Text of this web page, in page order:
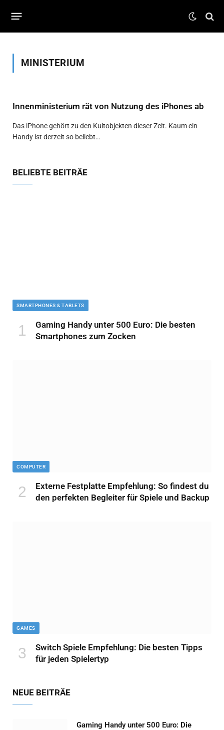
MINISTERIUM
Innenministerium rät von Nutzung des iPhones ab
Das iPhone gehört zu den Kultobjekten dieser Zeit. Kaum ein
Handy ist derzeit so beliebt…
BELIEBTE BEITRÄE
SMARTPHONES & TABLETS
Gaming Handy unter 500 Euro: Die besten
Smartphones zum Zocken
COMPUTER
Externe Festplatte Empfehlung: So findest du
den perfekten Begleiter für Spiele und Backup
GAMES
Switch Spiele Empfehlung: Die besten Tipps
für jeden Spielertyp
NEUE BEITRÄE
Gaming Handy unter 500 Euro: Die